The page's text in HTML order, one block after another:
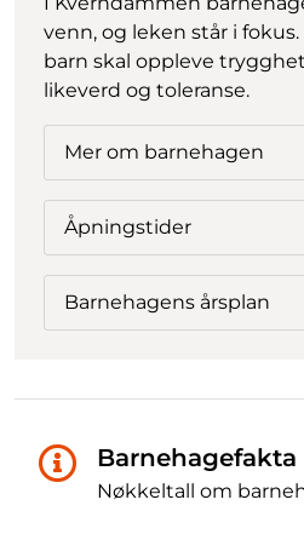
venn, og leken står i
barn skal oppleve
likeverd og toleranse.
Mer om barnehagen
Åpningstider
Barnehagens årsplan
Barnehagefakta
Nøkkeltall om